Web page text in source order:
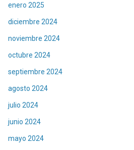
enero 2025
diciembre 2024
noviembre 2024
octubre 2024
septiembre 2024
agosto 2024
julio 2024
junio 2024
mayo 2024